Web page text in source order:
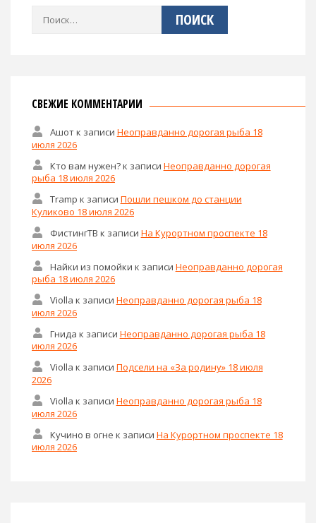
Найти:
СВЕЖИЕ КОММЕНТАРИИ
Ашотк записи Неоправданно дорогая рыба 18
июля 2026
Кто вам нужен?к записи Неоправданно дорогая
рыба 18 июля 2026
Tramp к записи Пошли пешком до станции
Куликово 18 июля 2026
ФистингТВ к записи На Курортном проспекте 18
июля 2026
Найки из помойки к записи Неоправданно дорогая
рыба 18 июля 2026
Violla к записи Неоправданно дорогая рыба 18
июля 2026
Гнида к записи Неоправданно дорогая рыба 18
июля 2026
Violla к записи Подсели на «За родину» 18 июля
2026
Violla к записи Неоправданно дорогая рыба 18
июля 2026
Кучино в огне к записи На Курортном проспекте 18
июля 2026